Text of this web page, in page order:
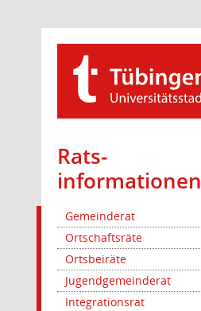
Rats­
informationen
Gemeinderat
Ortschaftsräte
Ortsbeiräte
Jugendgemeinderat
Integrationsrat